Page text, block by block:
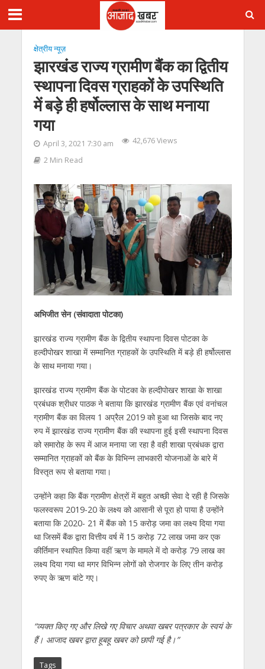
क्षेत्रीय न्यूज़
झारखंड राज्य ग्रामीण बैंक का द्वितीय
स्थापना दिवस ग्राहकों के उपस्थिति
में बड़े ही हर्षोल्लास के साथ मनाया
गया
April 3, 2021 7:30 am
42,676 Views
2 Min Read
अभिजीत सेन (संवादाता पोटका)
झारखंड राज्य ग्रामीण बैंक के द्वितीय स्थापना दिवस पोटका के
हल्दीपोखर शाखा में सम्मानित ग्राहकों के उपस्थिति में बड़े ही हर्षोल्लास
के साथ मनाया गया।
झारखंड राज्य ग्रामीण बैंक के पोटका के हल्दीपोखर शाखा के शाखा
प्रबंधक श्रीधर पाठक ने बताया कि झारखंड ग्रामीण बैंक एवं वनांचल
ग्रामीण बैंक का विलय 1 अप्रैल 2019 को हुआ था जिसके बाद नए
रुप में झारखंड राज्य ग्रामीण बैंक की स्थापना हुई इसी स्थापना दिवस
को समारोह के रूप में आज मनाया जा रहा है वही शाखा प्रबंधक द्वारा
सम्मानित ग्राहकों को बैंक के विभिन्न लाभकारी योजनाओं के बारे में
विस्तृत रूप से बताया गया।
उन्होंने कहा कि बैंक ग्रामीण क्षेत्रों में बहुत अच्छी सेवा दे रही है जिसके
फलस्वरूप 2019-20 के लक्ष्य को आसानी से पूरा हो पाया है उन्होंने
बताया कि 2020- 21 में बैंक को 15 करोड़ जमा का लक्ष्य दिया गया
था जिसमें बैंक द्वारा वित्तीय वर्ष में 15 करोड़ 72 लाख जमा कर एक
कीर्तिमान स्थापित किया वहीं ऋण के मामले में दो करोड़ 79 लाख का
लक्ष्य दिया गया था मगर विभिन्न लोगों को रोजगार के लिए तीन करोड़
रुपए के ऋण बांटे गए।
“व्यक्त किए गए और लिखे गए विचार अथवा खबर पत्रकार के स्वयं के
हैं। आजाद खबर द्वारा हूबहू खबर को छापी गई है।”
Tags